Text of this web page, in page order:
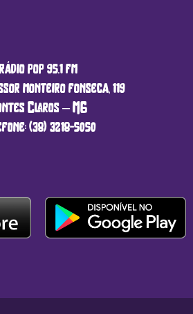
rádio pop 95.1 fm
monteiro fonseca, 119
Claros – MG
(38) 3218-5050